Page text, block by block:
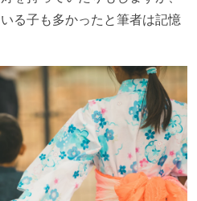
る子も多かったと筆者は記憶